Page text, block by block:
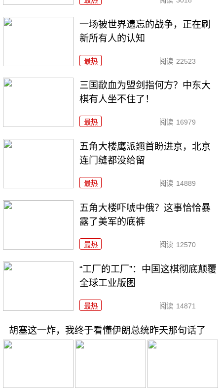
一场被世界遗忘的战争，正在刷
新所有人的认知
最热 阅读 22523
三国歃血为盟剑指何方？中东大
棋有人坐不住了！
最热 阅读 16979
五角大楼鹰派翘首盼进京，北京
连门缝都没给留
最热 阅读 14889
五角大楼吓唬中俄？这事恰恰暴
露了美军的底裤
最热 阅读 12570
“工厂的工厂”：中国这棋彻底颠覆
全球工业版图
最热 阅读 14871
胡塞这一炸，我终于看懂伊朗总统昨天那句话了